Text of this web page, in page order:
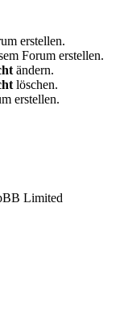
erstellen.
Forum erstellen.
ändern.
löschen.
erstellen.
Limited